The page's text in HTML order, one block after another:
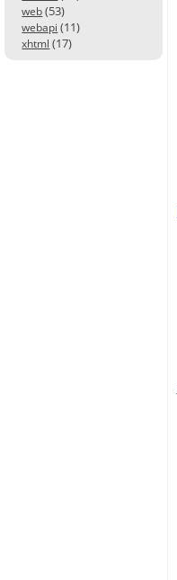
web (53)
webapi (11)
xhtml (17)